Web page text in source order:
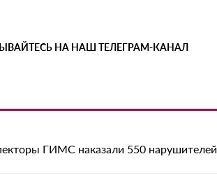
НА НАШ ТЕЛЕГРАМ-КАНАЛ
ГИМС наказали 550 нарушителей